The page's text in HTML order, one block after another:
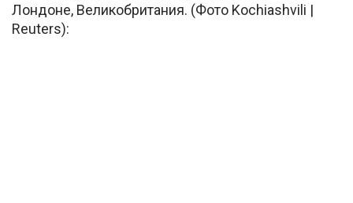
Лондоне, Великобритания. (Фото Kochiashvili |
Reuters):